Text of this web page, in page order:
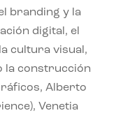
branding y la
digital, el
cultura visual,
la construcción
Alberto
Venetia